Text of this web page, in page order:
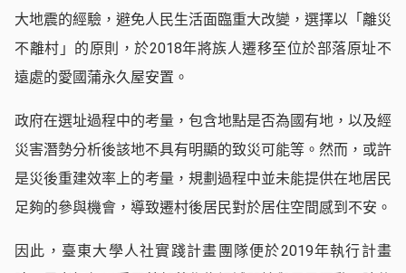
大地震的經驗，避免人民生活面臨重大改變，選擇以「離災
不離村」的原則，於2018年將族人遷移至位於部落原址不
遠處的愛國蒲永久屋安置。
政府在選址過程中的考量，包含地點是否為國有地，以及經
災害潛勢分析後該地不具有明顯的致災可能等。然而，或許
是災後重建效率上的考量，規劃過程中並未能提供在地居民
足夠的參與機會，導致遷村後居民對於居住空間感到不安。
因此，臺東大學人社實踐計畫團隊便於2019年執行計畫